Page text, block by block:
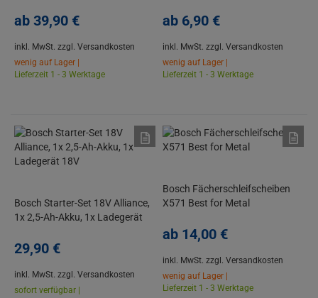
ab 39,90 €
inkl. MwSt. zzgl. Versandkosten
wenig auf Lager |
Lieferzeit 1 - 3 Werktage
ab 6,90 €
inkl. MwSt. zzgl. Versandkosten
wenig auf Lager |
Lieferzeit 1 - 3 Werktage
Bosch Starter-Set 18V Alliance,
1x 2,5-Ah-Akku, 1x Ladegerät
29,90 €
inkl. MwSt. zzgl. Versandkosten
sofort verfügbar |
Bosch Fächerschleifscheiben
X571 Best for Metal
ab 14,00 €
inkl. MwSt. zzgl. Versandkosten
wenig auf Lager |
Lieferzeit 1 - 3 Werktage